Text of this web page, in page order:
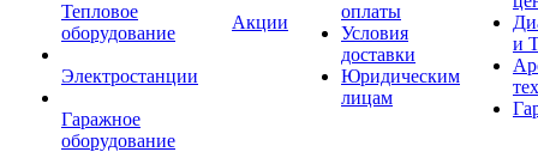
Тепловое
оборудование
Электростанции
Гаражное
оборудование
Акции
оплаты
Условия
доставки
Юридическим
лицам
и